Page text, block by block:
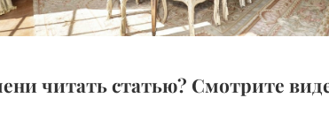
читать статью? Смотрите